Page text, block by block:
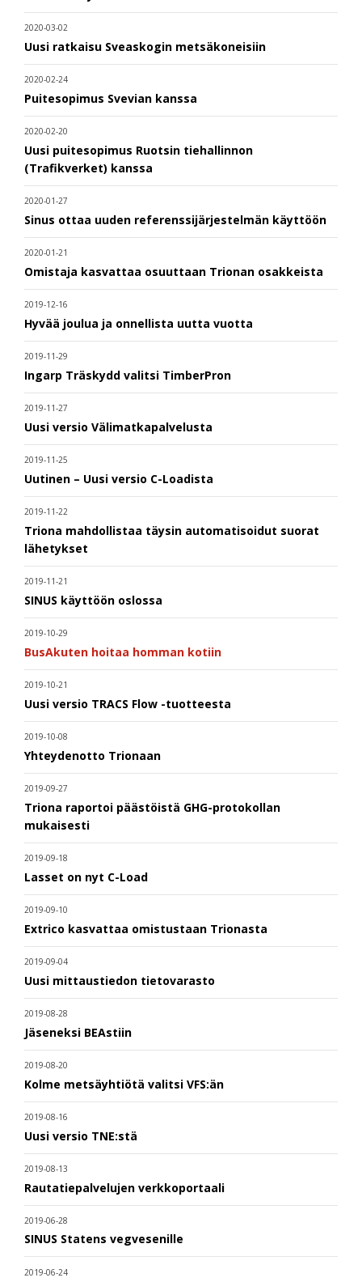
2020-03-02
Uusi ratkaisu Sveaskogin metsäkoneisiin
2020-02-24
Puitesopimus Svevian kanssa
2020-02-20
Uusi puitesopimus Ruotsin tiehallinnon
(Trafikverket) kanssa
2020-01-27
Sinus ottaa uuden referenssijärjestelmän käyttöön
2020-01-21
Omistaja kasvattaa osuuttaan Trionan osakkeista
2019-12-16
Hyvää joulua ja onnellista uutta vuotta
2019-11-29
Ingarp Träskydd valitsi TimberPron
2019-11-27
Uusi versio Välimatkapalvelusta
2019-11-25
Uutinen – Uusi versio C-Loadista
2019-11-22
Triona mahdollistaa täysin automatisoidut suorat
lähetykset
2019-11-21
SINUS käyttöön oslossa
2019-10-29
BusAkuten hoitaa homman kotiin
2019-10-21
Uusi versio TRACS Flow -tuotteesta
2019-10-08
Yhteydenotto Trionaan
2019-09-27
Triona raportoi päästöistä GHG-protokollan
mukaisesti
2019-09-18
Lasset on nyt C-Load
2019-09-10
Extrico kasvattaa omistustaan Trionasta
2019-09-04
Uusi mittaustiedon tietovarasto
2019-08-28
Jäseneksi BEAstiin
2019-08-20
Kolme metsäyhtiötä valitsi VFS:än
2019-08-16
Uusi versio TNE:stä
2019-08-13
Rautatiepalvelujen verkkoportaali
2019-06-28
SINUS Statens vegvesenille
2019-06-24